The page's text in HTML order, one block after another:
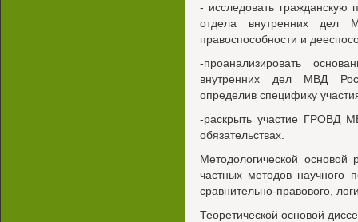
- исследовать гражданскую
отдела внутренних дел
правоспособности и
-проанализировать
внутренних дел МВД
определив специфику
-раскрыть участие ГРОВД
обязательствах.
Методологической
частных методов научного
сравнительно-правового,
Теоретической основой